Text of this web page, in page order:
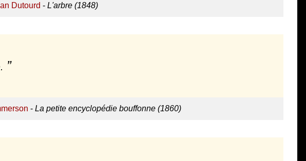
Dutourd - L'arbre (1848)
- La petite encyclopédie bouffonne (1860)